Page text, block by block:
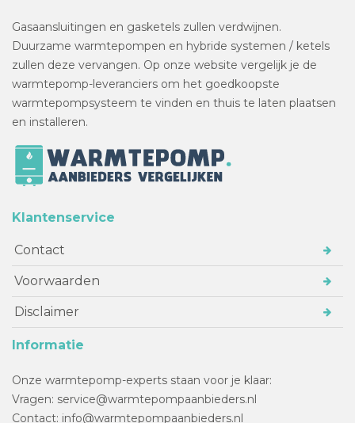
Gasaansluitingen en gasketels zullen verdwijnen.
Duurzame warmtepompen en hybride systemen / ketels
zullen deze vervangen. Op onze website vergelijk je de
warmtepomp-leveranciers om het goedkoopste
warmtepompsysteem te vinden en thuis te laten plaatsen
en installeren.
Klantenservice
Contact
Voorwaarden
Disclaimer
Informatie
Onze warmtepomp-experts staan voor je klaar:
Vragen: service@warmtepompaanbieders.nl
Contact: info@warmtepompaanbieders.nl